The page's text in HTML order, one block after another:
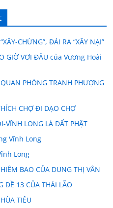
CHỪNG”, ĐÁI RA “XÂY NẠI”
GIỜ VƠI ĐÂU của Vương Hoài
PHÒNG TRANH PHƯỢNG
CHỢ ĐI DẠO CHỢ
VĨNH LONG LÀ ĐẤT PHẬT
Vĩnh Long
Long
BAO CỦA DUNG THỊ VÂN
ĐỀ 13 CỦA THÁI LÃO
TIÊU